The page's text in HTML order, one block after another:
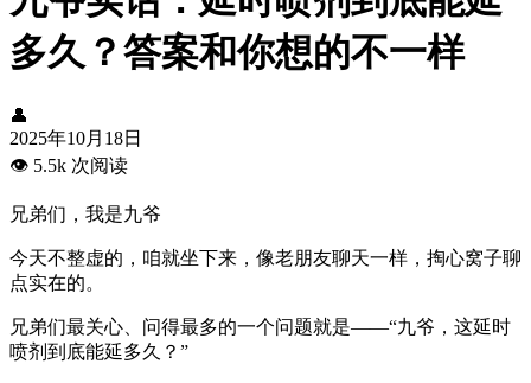
多久？答案和你想的不一样
👤
2025年10月18日
👁️ 5.5k 次阅读
兄弟们，我是九爷
今天不整虚的，咱就坐下来，像老朋友聊天一样，掏心窝子聊
点实在的。
兄弟们最关心、问得最多的一个问题就是——“九爷，这延时
喷剂到底能延多久？”